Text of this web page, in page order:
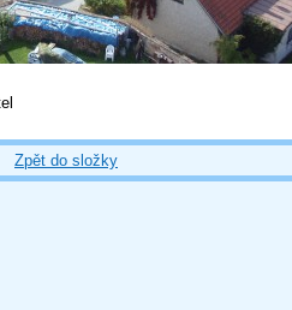
Zpět do složky